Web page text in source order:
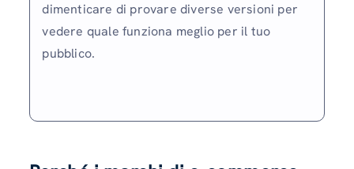
dimenticare di provare diverse versioni per
vedere quale funziona meglio per il tuo
pubblico.